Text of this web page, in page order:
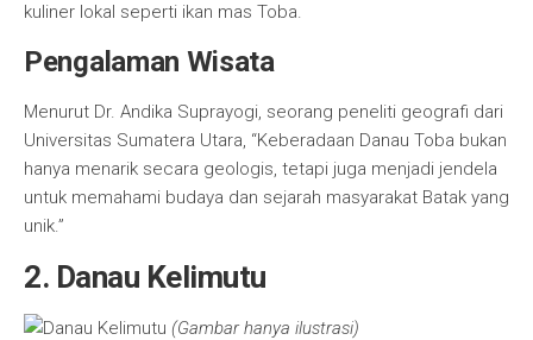
kuliner lokal seperti ikan mas Toba.
Pengalaman Wisata
Menurut Dr. Andika Suprayogi, seorang peneliti geografi dari
Universitas Sumatera Utara, “Keberadaan Danau Toba bukan
hanya menarik secara geologis, tetapi juga menjadi jendela
untuk memahami budaya dan sejarah masyarakat Batak yang
unik.”
2. Danau Kelimutu
(Gambar hanya ilustrasi)